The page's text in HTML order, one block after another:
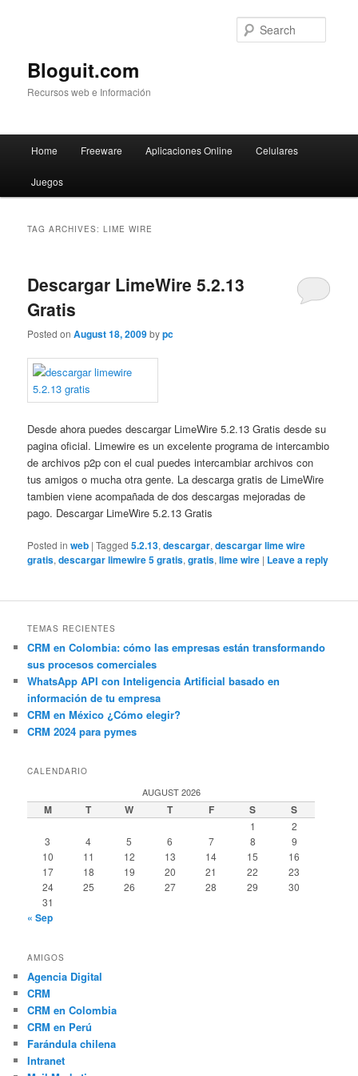
Bloguit.com
Recursos web e Información
Skip
to
Skip
to
Home Freeware Aplicaciones Online Celulares
Juegos
TAG ARCHIVES:LIME WIRE
Descargar LimeWire 5.2.13
Gratis
Posted onAugust 18, 2009bypc
Desde ahora puedes descargar LimeWire 5.2.13 Gratis desde su
pagina oficial. Limewire es un excelente programa de intercambio
de archivos p2p con el cual puedes intercambiar archivos con
tus amigos o mucha otra gente. La descarga gratis de LimeWire
tambien viene acompañada de dos descargas mejoradas de
pago. Descargar LimeWire 5.2.13 Gratis
Posted in web |Tagged 5.2.13,descargar,descargar lime wire
gratis,descargar limewire 5 gratis,gratis,lime wire | Leave a reply
TEMAS RECIENTES
CRM en Colombia: cómo las empresas están transformando
sus procesos comerciales
WhatsApp API con Inteligencia Artificial basado en
información de tu empresa
CRM en México ¿Cómo elegir?
CRM 2024 para pymes
CALENDARIO
AUGUST 2026
M T W T F S S
1
2
3
4 5 6 7 8
9
10
11 12 13 14 15
16
17
18 19 20 21 22
23
24
25 26 27 28 29
30
31
« Sep
AMIGOS
Agencia Digital
CRM
CRM en Colombia
CRM en Perú
Farándula chilena
Intranet